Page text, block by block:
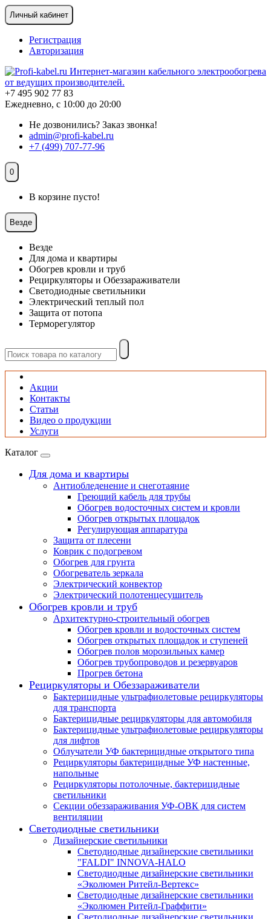
Личный кабинет
Регистрация
Авторизация
+7 495 902 77 83
Ежедневно, с 10:00 до 20:00
Не дозвонились? Заказ звонка!
admin@profi-kabel.ru
+7 (499) 707-77-96
0
В корзине пусто!
Везде
Везде
Для дома и квартиры
Обогрев кровли и труб
Рециркуляторы и Обеззараживатели
Светодиодные светильники
Электрический теплый пол
Защита от потопа
Терморегулятор
Акции
Контакты
Статьи
Видео о продукции
Услуги
Каталог
Для дома и квартиры
Антиобледенение и снеготаяние
Греющий кабель для трубы
Обогрев водосточных систем и кровли
Обогрев открытых площадок
Регулирующая аппаратура
Защита от плесени
Коврик с подогревом
Обогрев для грунта
Обогреватель зеркала
Электрический конвектор
Электрический полотенцесушитель
Обогрев кровли и труб
Архитектурно-строительный обогрев
Обогрев кровли и водосточных систем
Обогрев открытых площадок и ступеней
Обогрев полов морозильных камер
Обогрев трубопроводов и резервуаров
Прогрев бетона
Рециркуляторы и Обеззараживатели
Бактерицидные ультрафиолетовые рециркуляторы
для транспорта
Бактерицидные рециркуляторы для автомобиля
Бактерицидные ультрафиолетовые рециркуляторы
для лифтов
Облучатели УФ бактерицидные открытого типа
Рециркуляторы бактерицидные УФ настенные,
напольные
Рециркуляторы потолочные, бактерицидные
светильники
Секции обеззараживания УФ-ОВК для систем
вентиляции
Светодиодные светильники
Дизайнерские светильники
Светодиодные дизайнерские светильники
"FALDI" INNOVA-HALO
Светодиодные дизайнерские светильники
«Эколюмен Ритейл-Вертекс»
Светодиодные дизайнерские светильники
«Эколюмен Ритейл-Граффити»
Светодиодные дизайнерские светильники